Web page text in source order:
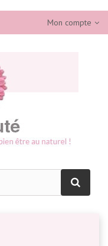
Mon compte